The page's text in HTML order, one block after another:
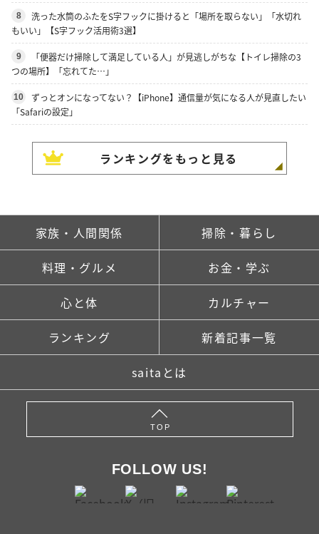
8
洗った水筒のふたをS字フックに掛けると「場所を取らない」「水切れ
もいい」【S字フック活用術3選】
9
「便器だけ掃除して満足している人」が見逃しがちな【トイレ掃除の3
つの場所】「忘れてた…」
10
ずっとオンになってない？【iPhone】通信量が気になる人が見直したい
「Safariの設定」
ランキングをもっと見る
家族・人間関係 掃除・暮らし
料理・グルメ お金・学ぶ
心と体 カルチャー
ランキング 新着記事一覧
saitaとは
TOP
FOLLOW US!